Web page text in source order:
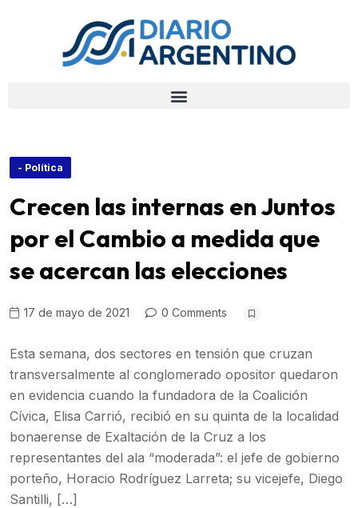
- Política
Crecen las internas en Juntos
por el Cambio a medida que
se acercan las elecciones
17 de mayo de 2021 0 Comments
Esta semana, dos sectores en tensión que cruzan
transversalmente al conglomerado opositor quedaron
en evidencia cuando la fundadora de la Coalición
Cívica, Elisa Carrió, recibió en su quinta de la localidad
bonaerense de Exaltación de la Cruz a los
representantes del ala “moderada”: el jefe de gobierno
porteño, Horacio Rodríguez Larreta; su vicejefe, Diego
Santilli, […]